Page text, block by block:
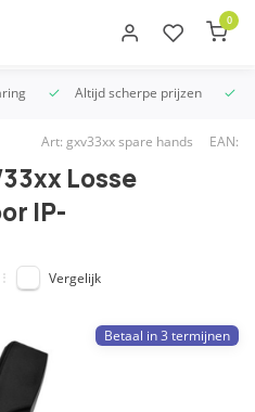
0
Altijd scherpe prijzen
Art: gxv33xx spare hands EAN:
Losse
IP-
Vergelijk
Betaal in 3 termijnen